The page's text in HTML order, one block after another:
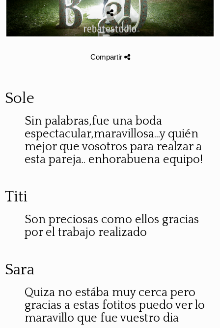
Compartir
Sole
Sin palabras,fue una boda
espectacular,maravillosa...y quién
mejor que vosotros para realzar a
esta pareja.. enhorabuena equipo!
Titi
Son preciosas como ellos gracias
por el trabajo realizado
Sara
Quiza no estába muy cerca pero
gracias a estas fotitos puedo ver lo
maravillo que fue vuestro dia